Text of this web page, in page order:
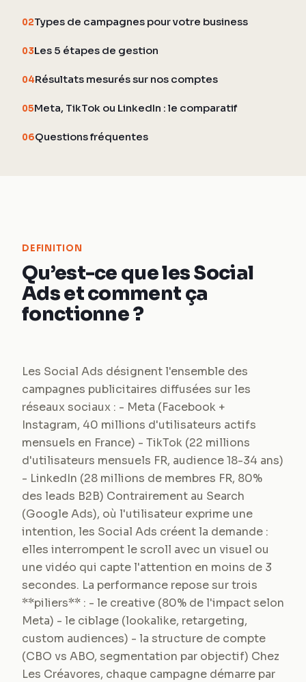
02Types de campagnes pour votre business
03Les 5 étapes de gestion
04Résultats mesurés sur nos comptes
05Meta, TikTok ou LinkedIn : le comparatif
06Questions fréquentes
DEFINITION
Qu’est-ce que les Social
Ads et comment ça
fonctionne ?
Les Social Ads désignent l'ensemble des
campagnes publicitaires diffusées sur les
réseaux sociaux : - Meta (Facebook +
Instagram, 40 millions d'utilisateurs actifs
mensuels en France) - TikTok (22 millions
d'utilisateurs mensuels FR, audience 18-34 ans)
- LinkedIn (28 millions de membres FR, 80%
des leads B2B) Contrairement au Search
(Google Ads), où l'utilisateur exprime une
intention, les Social Ads créent la demande :
elles interrompent le scroll avec un visuel ou
une vidéo qui capte l'attention en moins de 3
secondes. La performance repose sur trois
**piliers** : - le creative (80% de l'impact selon
Meta) - le ciblage (lookalike, retargeting,
custom audiences) - la structure de compte
(CBO vs ABO, segmentation par objectif) Chez
Les Créavores, chaque campagne démarre par